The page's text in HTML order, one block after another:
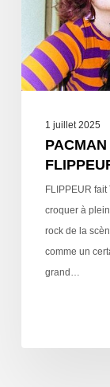
1 juillet 2025
FLIPPEUR
croquer à
rock de la
comme un
grand…